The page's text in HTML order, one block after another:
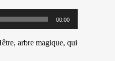
00:00
arbre magique, qui